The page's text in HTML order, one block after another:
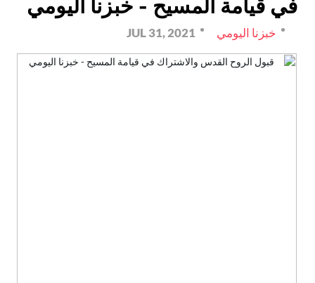
في قيامة المسيح - خبزنا اليومي
خبزنا اليومي JUL 31, 2021